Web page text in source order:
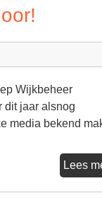
Wijkbeheer
dit jaar alsnog
media bekend
Lees